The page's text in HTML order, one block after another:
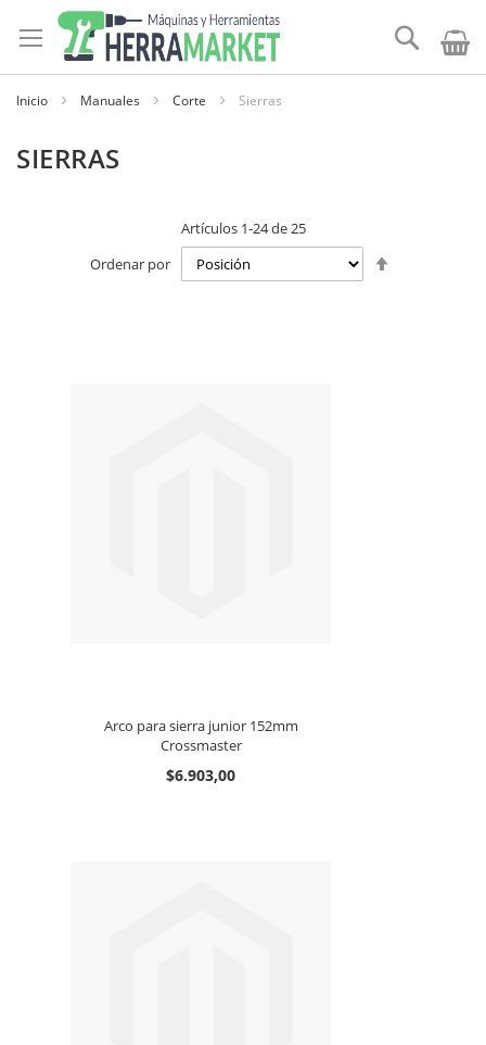
al
contenido
Buscar
Inicio Manuales Corte Sierras
SIERRAS
Artículos 1-24de25
Ordenar por
Arco para sierra junior 152mm
Crossmaster
$6.903,00